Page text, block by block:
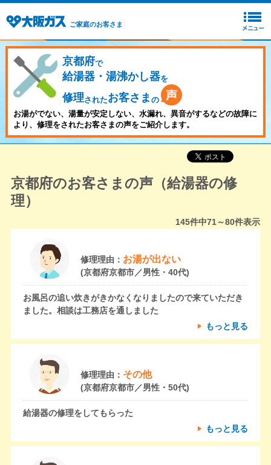
ご家庭のお客さま
京都府で
給湯器・湯沸かし器を
修理されたお客さま の
お湯がでない、湯量が安定しない、水漏れ、異音がするなどの故障に
より、修理をされたお客さまの声をご紹介します。
京都府のお客さまの声（給湯器の修
理）
145件中71～80件表示
修理理由： お湯が出ない
(京都府京都市／男性・40代)
お風呂の追い炊きがきかなくなりましたので来ていただき
ました。相談は工務店を通しました
もっと見る
修理理由： その他
(京都府京都市／男性・50代)
給湯器の修理をしてもらった
もっと見る